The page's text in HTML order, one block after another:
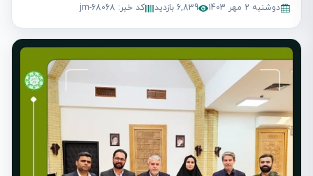
دوشنبه 2 مهر 1403 6,839 بازدید کد خبر: jm-68068